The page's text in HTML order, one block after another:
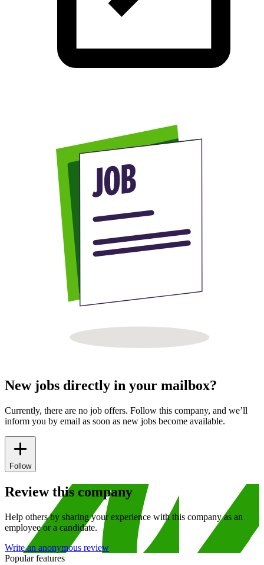
New jobs directly in your mailbox?
Currently, there are no job offers. Follow this company, and we’ll
inform you by email as soon as new jobs become available.
Follow
Review this company
Help others by sharing your experience with this company as an
employee or a candidate.
Write an anonymous review
Popular features